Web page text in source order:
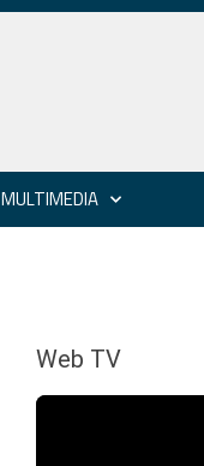
MULTIMEDIA
Web TV